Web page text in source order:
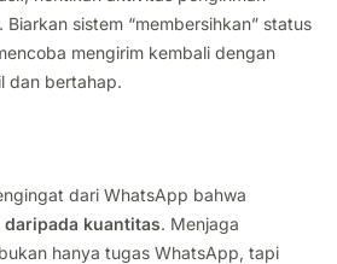
Biarkan sistem “membersihkan” status
mengirim kembali dengan
dan bertahap.
dari WhatsApp bahwa
kuantitas. Menjaga
hanya tugas WhatsApp, tapi